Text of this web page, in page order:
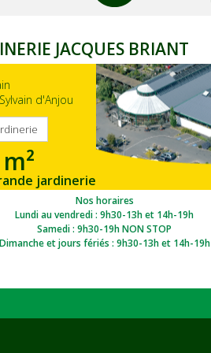
JACQUES BRIANT
d'Anjou
jardinerie
Ouest
Nos horaires
Lundi au vendredi : 9h30-13h et 14h-19h
Samedi : 9h30-19h NON STOP
et jours fériés : 9h30-13h et 14h-19h